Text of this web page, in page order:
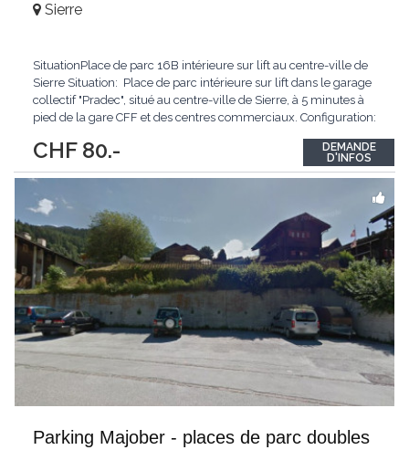
CHF 80.-
Sierre
SituationPlace de parc 16B intérieure sur lift au centre-ville de
Sierre Situation: Place de parc intérieure sur lift dans le garage
collectif "Pradec", situé au centre-ville de Sierre, à 5 minutes à
pied de la gare CFF et des centres commerciaux. Configuration:
de 2 voitures superposées
DEMANDE
D'INFOS
Parking Majober - places de parc doubles